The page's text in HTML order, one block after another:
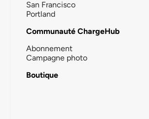
San Francisco
Portland
Communauté ChargeHub
Abonnement
Campagne photo
Boutique